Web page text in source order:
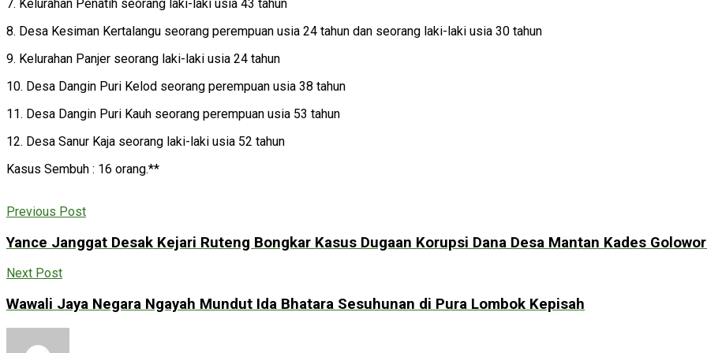
7. Kelurahan Penatih seorang laki-laki usia 43 tahun
8. Desa Kesiman Kertalangu seorang perempuan usia 24 tahun dan seorang laki-laki usia 30 tahun
9. Kelurahan Panjer seorang laki-laki usia 24 tahun
10. Desa Dangin Puri Kelod seorang perempuan usia 38 tahun
11. Desa Dangin Puri Kauh seorang perempuan usia 53 tahun
12. Desa Sanur Kaja seorang laki-laki usia 52 tahun
Kasus Sembuh : 16 orang.**
Previous Post
Yance Janggat Desak Kejari Ruteng Bongkar Kasus Dugaan Korupsi Dana Desa Mantan Kades
Next Post
Wawali Jaya Negara Ngayah Mundut Ida Bhatara Sesuhunan di Pura Lombok Kepisah